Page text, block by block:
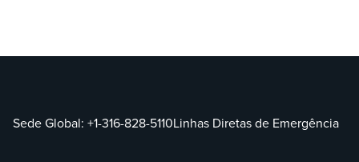
Sede Global: +1-316-828-5110Linhas Diretas de Emergência